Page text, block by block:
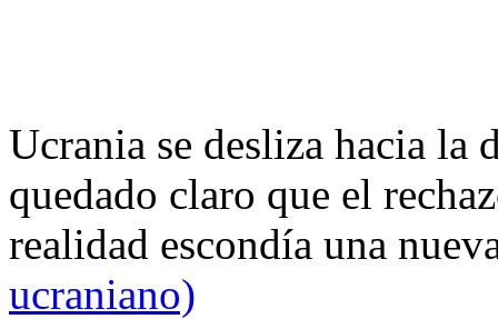
Ucrania se desliza hacia
quedado claro que el
realidad escondía una
ucraniano)